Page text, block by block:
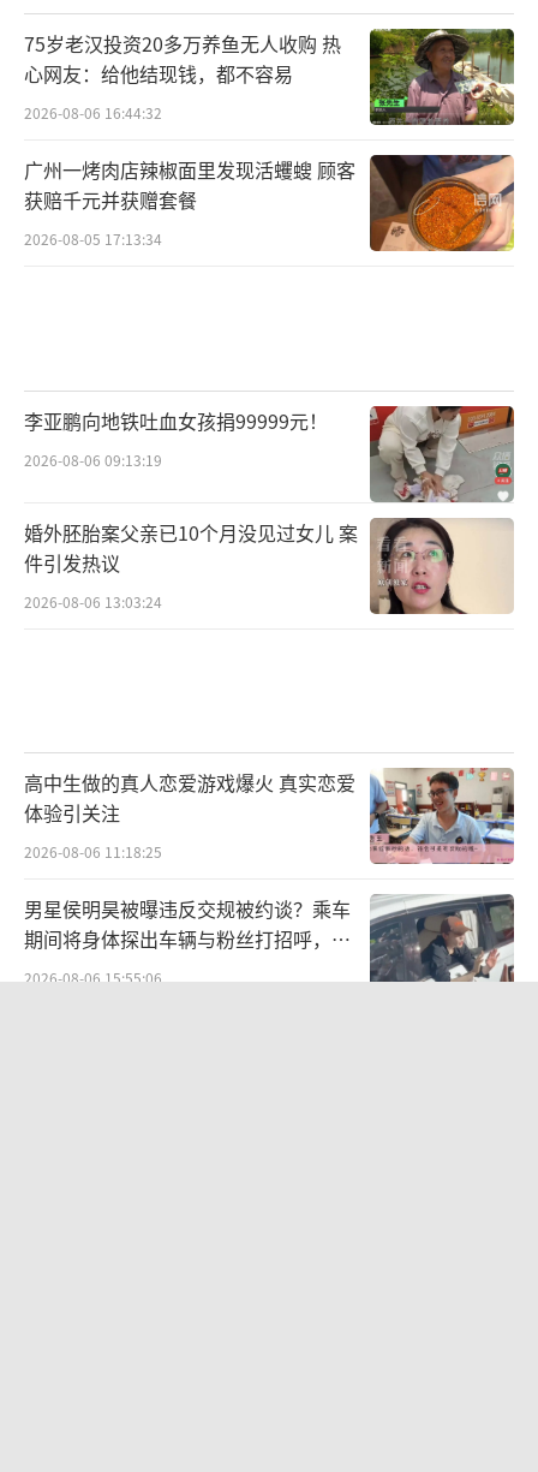
75岁老汉投资20多万养鱼无人收购 热
心网友：给他结现钱，都不容易
2026-08-06 16:44:32
广州一烤肉店辣椒面里发现活蠼螋 顾客
获赔千元并获赠套餐
2026-08-05 17:13:34
李亚鹏向地铁吐血女孩捐99999元！
2026-08-06 09:13:19
婚外胚胎案父亲已10个月没见过女儿 案
件引发热议
2026-08-06 13:03:24
高中生做的真人恋爱游戏爆火 真实恋爱
体验引关注
2026-08-06 11:18:25
男星侯明昊被曝违反交规被约谈？乘车
期间将身体探出车辆与粉丝打招呼，当
地交警回应
2026-08-06 15:55:06